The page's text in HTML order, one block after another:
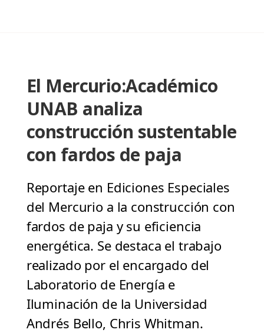
El Mercurio:Académico
UNAB analiza
construcción sustentable
con fardos de paja
Reportaje en Ediciones Especiales
del Mercurio a la construcción con
fardos de paja y su eficiencia
energética. Se destaca el trabajo
realizado por el encargado del
Laboratorio de Energía e
Iluminación de la Universidad
Andrés Bello, Chris Whitman.